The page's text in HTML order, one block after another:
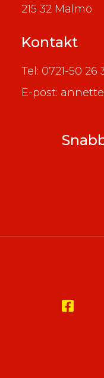
215 32 Malmö
Kontakt
Tel: 0721-50 26
E-post: